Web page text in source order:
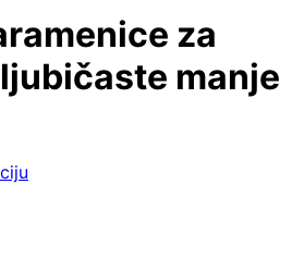
za
manje